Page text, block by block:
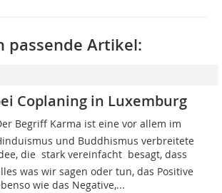
passende Artikel:
Coplaning in Luxemburg
Begriff Karma ist eine vor allem im
und Buddhismus verbreitete
die  stark vereinfacht  besagt, dass
was wir sagen oder tun, das Positive
wie das Negative,...